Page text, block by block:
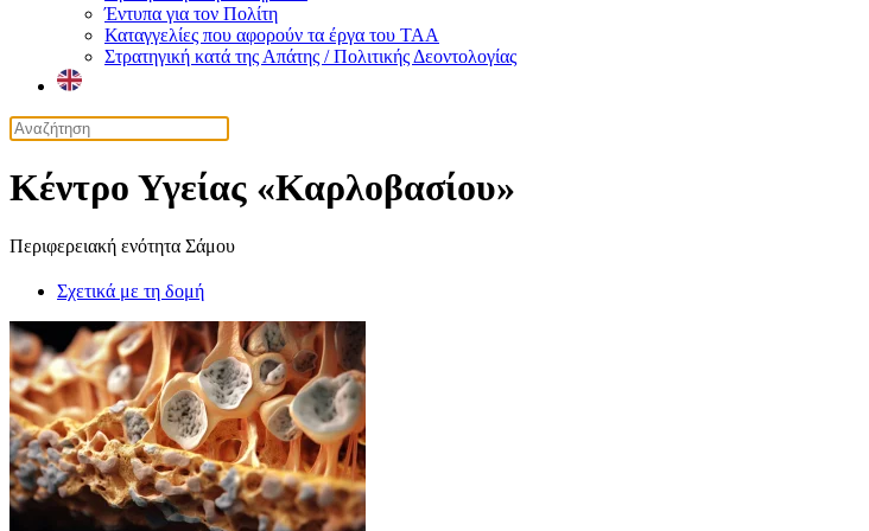
Έντυπα για τον Πολίτη
Καταγγελίες που αφορούν τα έργα του ΤΑΑ
Στρατηγική κατά της Απάτης / Πολιτικής Δεοντολογίας
Κέντρο Υγείας «Καρλοβασίου»
Περιφερειακή ενότητα Σάμου
Σχετικά με τη δομή